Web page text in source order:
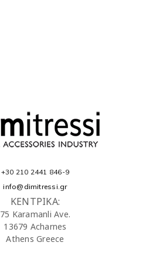
+30 210 2441 846-9
info@dimitressi.gr
ΚΕΝΤΡΙΚΑ:
75 Karamanli Ave.
13679 Acharnes
Athens Greece